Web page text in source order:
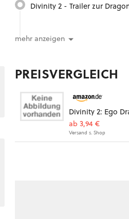
Divinity 2 - Trailer zur
mehr anzeigen
PREISVERGLEICH
Divinity 2: Ego
ab 3,94 €
Versand s. Shop